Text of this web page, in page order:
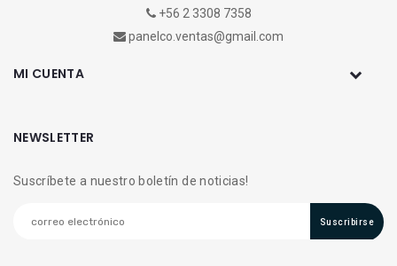
+56 2 3308 7358
panelco.ventas@gmail.com
MI CUENTA
NEWSLETTER
Suscríbete a nuestro boletín de noticias!
Suscribirse